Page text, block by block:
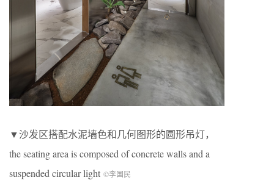
▼沙发区搭配水泥墙色和几何图形的圆形吊灯，
the seating area is composed of concrete walls and a
suspended circular light ©李国民